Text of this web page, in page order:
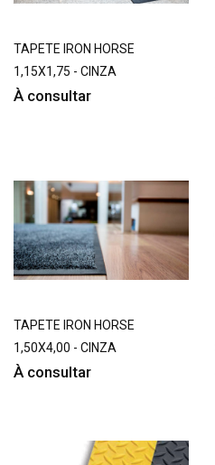
TAPETE IRON HORSE
1,15X1,75 - CINZA
À consultar
TAPETE IRON HORSE
1,50X4,00 - CINZA
À consultar